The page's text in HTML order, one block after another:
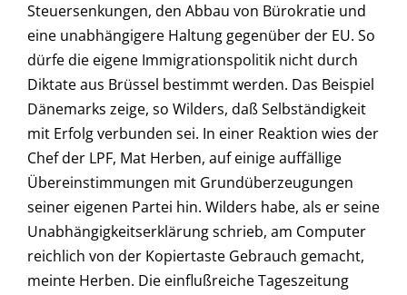
Steuersenkungen, den Abbau von Bürokratie und
eine unabhängigere Haltung gegenüber der EU. So
dürfe die eigene Immigrationspolitik nicht durch
Diktate aus Brüssel bestimmt werden. Das Beispiel
Dänemarks zeige, so Wilders, daß Selbständigkeit
mit Erfolg verbunden sei. In einer Reaktion wies der
Chef der LPF, Mat Herben, auf einige auffällige
Übereinstimmungen mit Grundüberzeugungen
seiner eigenen Partei hin. Wilders habe, als er seine
Unabhängigkeitserklärung schrieb, am Computer
reichlich von der Kopiertaste Gebrauch gemacht,
meinte Herben. Die einflußreiche Tageszeitung